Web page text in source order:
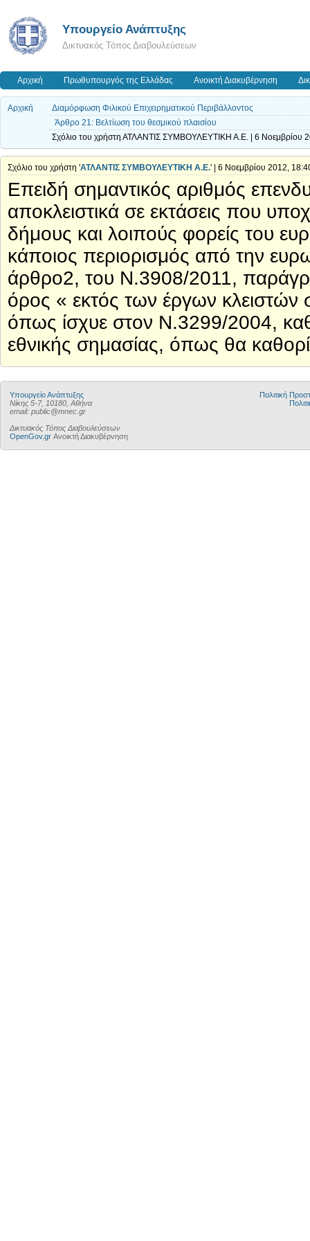
Υπουργείο Ανάπτυξης
Δικτυακός Τόπος Διαβουλεύσεων
Αρχική Πρωθυπουργός της Ελλάδας Ανοικτή Διακυβέρνηση
Αρχική
Διαμόρφωση Φιλικού Επιχειρηματικού Περιβάλλοντος
Άρθρο 21: Βελτίωση του θεσμικού πλαισίου
Σχόλιο του χρήστη ΑΤΛΑΝΤΙΣ ΣΥΜΒΟΥΛΕΥΤΙΚΗ Α.Ε. | 6 Νοεμβρίου
Σχόλιο του χρήστη 'ΑΤΛΑΝΤΙΣ ΣΥΜΒΟΥΛΕΥΤΙΚΗ Α.Ε.' | 6 Νοεμβρίου 2012,
Επειδή σημαντικός αριθμός
αποκλειστικά σε εκτάσεις που
δήμους και λοιπούς φορείς του
κάποιος περιορισμός από την
άρθρο2, του Ν.3908/2011,
όρος « εκτός των έργων
όπως ίσχυε στον Ν.3299/2004,
εθνικής σημασίας, όπως θα
Υπουργείο Ανάπτυξης
Νίκης 5-7, 10180, Αθήνα
email: public@mnec.gr
Δικτυακός Τόπος Διαβουλεύσεων
OpenGov.gr Ανοικτή Διακυβέρνηση
Πολιτική